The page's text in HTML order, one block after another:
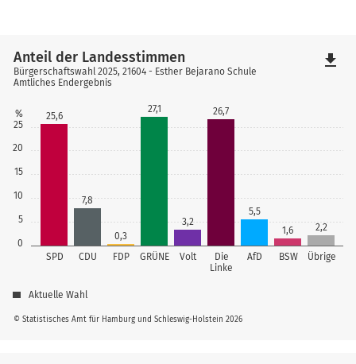
0
5
10
15
20
25
%
SPD CDU FDP GRÜNE Volt
Die
Linke
AfD BSW Übrige
25,6
7,8
0,3
27,1
3,2
26,7
5,5
1,6
2,2
© Statistisches Amt für Hamburg und Schleswig-Holstein 2026
Anteil der Landesstimmen
Bürgerschaftswahl 2025, 21604 - Esther Bejarano Schule
Amtliches Endergebnis
Aktuelle Wahl
file_download